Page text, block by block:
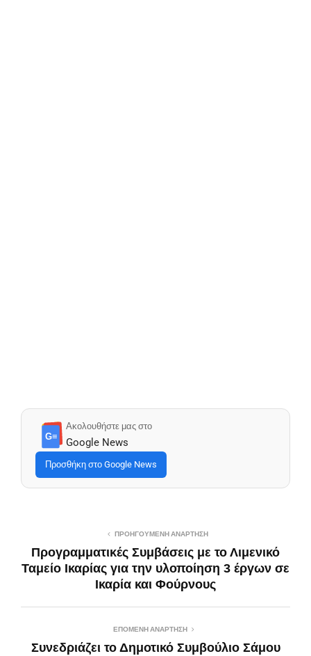
G≡
Ακολουθήστε μας στο
Google News
Προσθήκη στο Google News
ΠΡΟΗΓΟΎΜΕΝΗ ΑΝΆΡΤΗΣΗ
Προγραμματικές Συμβάσεις με το Λιμενικό
Ταμείο Ικαρίας για την υλοποίηση 3 έργων σε
Ικαρία και Φούρνους
ΕΠΌΜΕΝΗ ΑΝΆΡΤΗΣΗ
Συνεδριάζει το Δημοτικό Συμβούλιο Σάμου